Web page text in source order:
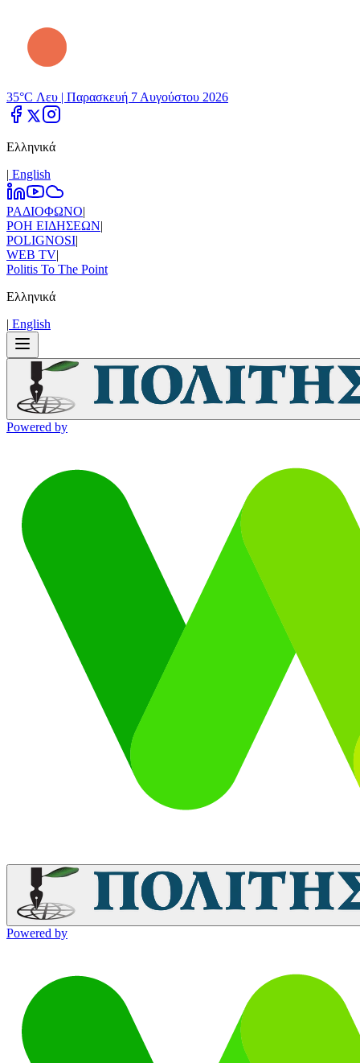
35°C Λευ | Παρασκευή 7 Αυγούστου 2026
Ελληνικά
| Εnglish
ΡΑΔΙΟΦΩΝΟ|
ΡΟΗ ΕΙΔΗΣΕΩΝ|
POLIGNOSI|
WEB TV|
Politis To The Point
Ελληνικά
| Εnglish
Powered by
Powered by